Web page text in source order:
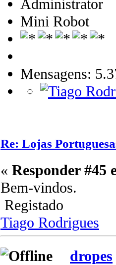
Administrator
Mini Robot
Mensagens:
Re: Lojas
« Responder #45
Bem-vindos.
Registado
Tiago Rodrigues
dropes